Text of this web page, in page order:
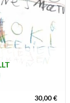
AUF MEINE
SETZEN
30,00€